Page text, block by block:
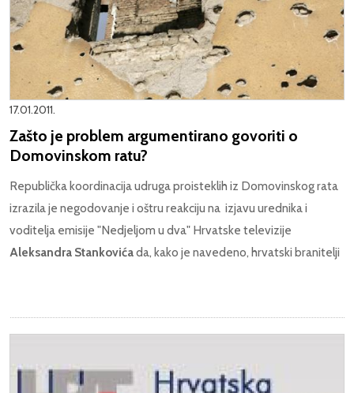
17.01.2011.
Zašto je problem argumentirano govoriti o
Domovinskom ratu?
Republička koordinacija udruga proisteklih iz Domovinskog rata
izrazila je negodovanje i oštru reakciju na izjavu urednika i
voditelja emisije "Nedjeljom u dva" Hrvatske televizije
Aleksandra Stankovićada, kako je navedeno, hrvatski branitelji